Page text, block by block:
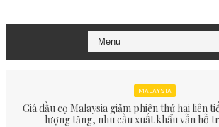
MALAYSIA
Giá dầu cọ Malaysia giảm phiên thứ hai liên
lượng tăng, nhu cầu xuất khẩu vẫn hỗ